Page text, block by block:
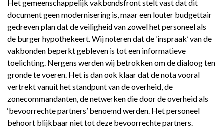
Het gemeenschappelijk vakbondsfront stelt vast dat dit
document geen modernisering is, maar een louter budgettair
gedreven plan dat de veiligheid van zowel het personeel als
de burger hypothekeert. Wij noteren dat de ‘inspraak’ van de
vakbonden beperkt gebleven is tot een informatieve
toelichting. Nergens werden wij betrokken om de dialoog ten
gronde te voeren. Het is dan ook klaar dat de nota vooral
vertrekt vanuit het standpunt van de overheid, de
zonecommandanten, de netwerken die door de overheid als
‘bevoorrechte partners’ benoemd werden. Het personeel
behoort blijkbaar niet tot deze bevoorrechte partners.